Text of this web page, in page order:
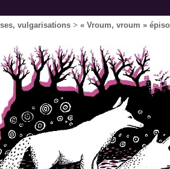
vulgarisations > « Vroum, vroum »